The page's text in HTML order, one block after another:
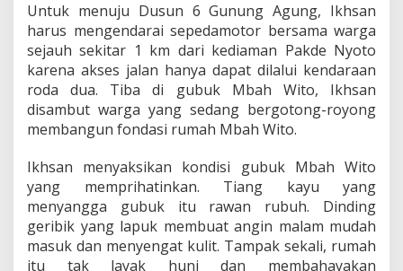
Untuk menuju Dusun 6 Gunung Agung, Ikhsan
harus mengendarai sepedamotor bersama warga
sejauh sekitar 1 km dari kediaman Pakde Nyoto
karena akses jalan hanya dapat dilalui kendaraan
roda dua. Tiba di gubuk Mbah Wito, Ikhsan
disambut warga yang sedang bergotong-royong
membangun fondasi rumah Mbah Wito.
Ikhsan menyaksikan kondisi gubuk Mbah Wito
yang memprihatinkan. Tiang kayu yang
menyangga gubuk itu rawan rubuh. Dinding
geribik yang lapuk membuat angin malam mudah
masuk dan menyengat kulit. Tampak sekali, rumah
itu tak layak huni dan membahayakan